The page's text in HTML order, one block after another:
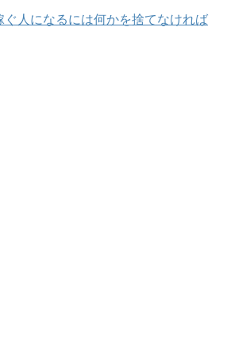
ぐ人になるには何かを捨てなければ